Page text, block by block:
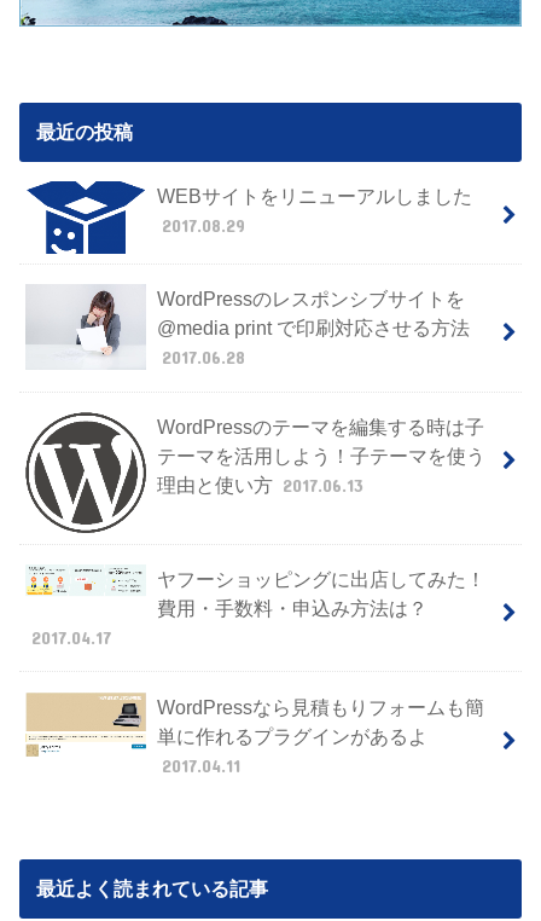
最近の投稿
WEBサイトをリニューアルしました
2017.08.29
WordPressのレスポンシブサイトを
@media print で印刷対応させる方法
2017.06.28
WordPressのテーマを編集する時は子
テーマを活用しよう！子テーマを使う
理由と使い方 2017.06.13
ヤフーショッピングに出店してみた！
費用・手数料・申込み方法は？
2017.04.17
WordPressなら見積もりフォームも簡
単に作れるプラグインがあるよ
2017.04.11
最近よく読まれている記事